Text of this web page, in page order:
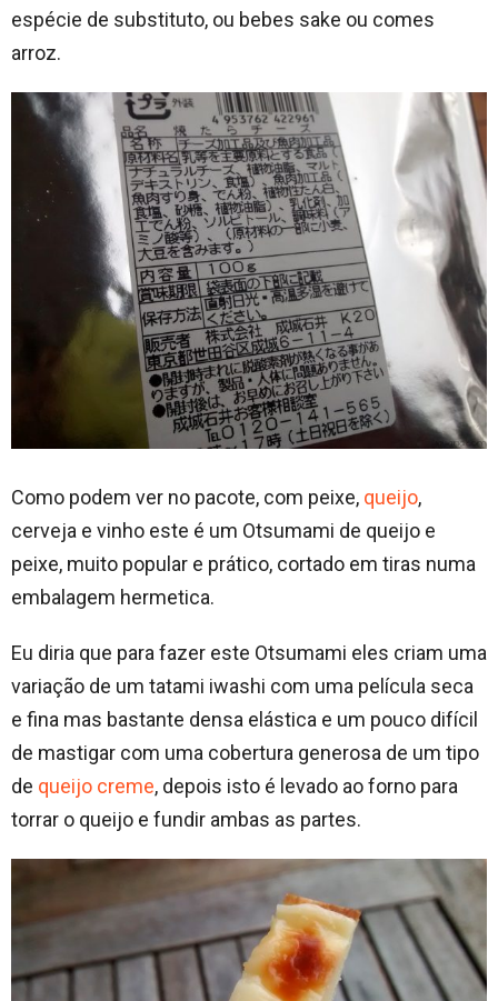
espécie de substituto, ou bebes sake ou comes
arroz.
Como podem ver no pacote, com peixe, queijo,
cerveja e vinho este é um Otsumami de queijo e
peixe, muito popular e prático, cortado em tiras numa
embalagem hermetica.
Eu diria que para fazer este Otsumami eles criam uma
variação de um tatami iwashi com uma película seca
e fina mas bastante densa elástica e um pouco difícil
de mastigar com uma cobertura generosa de um tipo
de queijo creme, depois isto é levado ao forno para
torrar o queijo e fundir ambas as partes.